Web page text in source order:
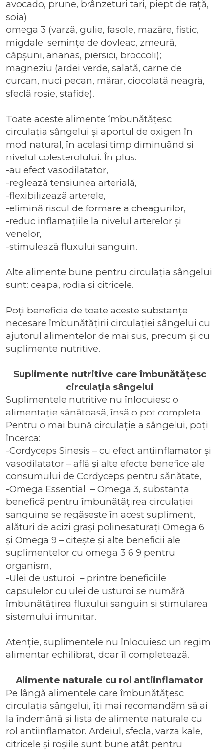
avocado, prune, brânzeturi tari, piept de rață,
soia)
omega 3 (varză, gulie, fasole, mazăre, fistic,
migdale, semințe de dovleac, zmeură,
căpșuni, ananas, piersici, broccoli);
magneziu (ardei verde, salată, carne de
curcan, nuci pecan, mărar, ciocolată neagră,
sfeclă roșie, stafide).
Toate aceste alimente îmbunătățesc
circulația sângelui și aportul de oxigen în
mod natural, în același timp diminuând și
nivelul colesterolului. În plus:
-au efect vasodilatator,
-reglează tensiunea arterială,
-flexibilizează arterele,
-elimină riscul de formare a cheagurilor,
-reduc inflamațiile la nivelul arterelor și
venelor,
-stimulează fluxului sanguin.
Alte alimente bune pentru circulația sângelui
sunt: ceapa, rodia și citricele.
Poți beneficia de toate aceste substanțe
necesare îmbunătățirii circulației sângelui cu
ajutorul alimentelor de mai sus, precum și cu
suplimente nutritive.
Suplimente nutritive care îmbunătățesc
circulația sângelui
Suplimentele nutritive nu înlocuiesc o
alimentație sănătoasă, însă o pot completa.
Pentru o mai bună circulație a sângelui, poți
încerca:
-Cordyceps Sinesis – cu efect antiinflamator și
vasodilatator – află și alte efecte benefice ale
consumului de Cordyceps pentru sănătate,
-Omega Essential – Omega 3, substanța
benefică pentru îmbunătățirea circulației
sanguine se regăsește în acest supliment,
alături de acizi grași polinesaturați Omega 6
și Omega 9 – citește și alte beneficii ale
suplimentelor cu omega 3 6 9 pentru
organism,
-Ulei de usturoi – printre beneficiile
capsulelor cu ulei de usturoi se numără
îmbunătățirea fluxului sanguin și stimularea
sistemului imunitar.
Atenție, suplimentele nu înlocuiesc un regim
alimentar echilibrat, doar îl completează.
Alimente naturale cu rol antiinflamator
Pe lângă alimentele care îmbunătățesc
circulația sângelui, îți mai recomandăm să ai
la îndemână și lista de alimente naturale cu
rol antiinflamator. Ardeiul, sfecla, varza kale,
citricele și roșiile sunt bune atât pentru